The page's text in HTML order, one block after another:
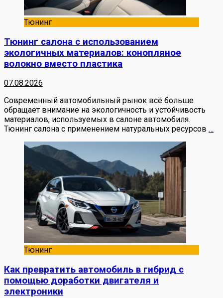
Тюнинг
Тюнинг салона с использованием
экологичных материалов: конопляное
волокно вместо пластика
07.08.2026
Современный автомобильный рынок всё больше
обращает внимание на экологичность и устойчивость
материалов, используемых в салоне автомобиля.
Тюнинг салона с применением натуральных ресурсов …
Тюнинг
Как превратить автомобиль в гибрид с
помощью доработки двигателя и
электроники